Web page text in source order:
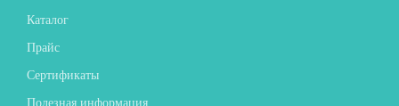
Каталог
Прайс
Сертификаты
Полезная информация